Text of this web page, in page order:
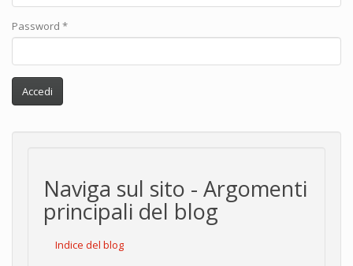
Password *
Accedi
Naviga sul sito - Argomenti
principali del blog
Indice del blog